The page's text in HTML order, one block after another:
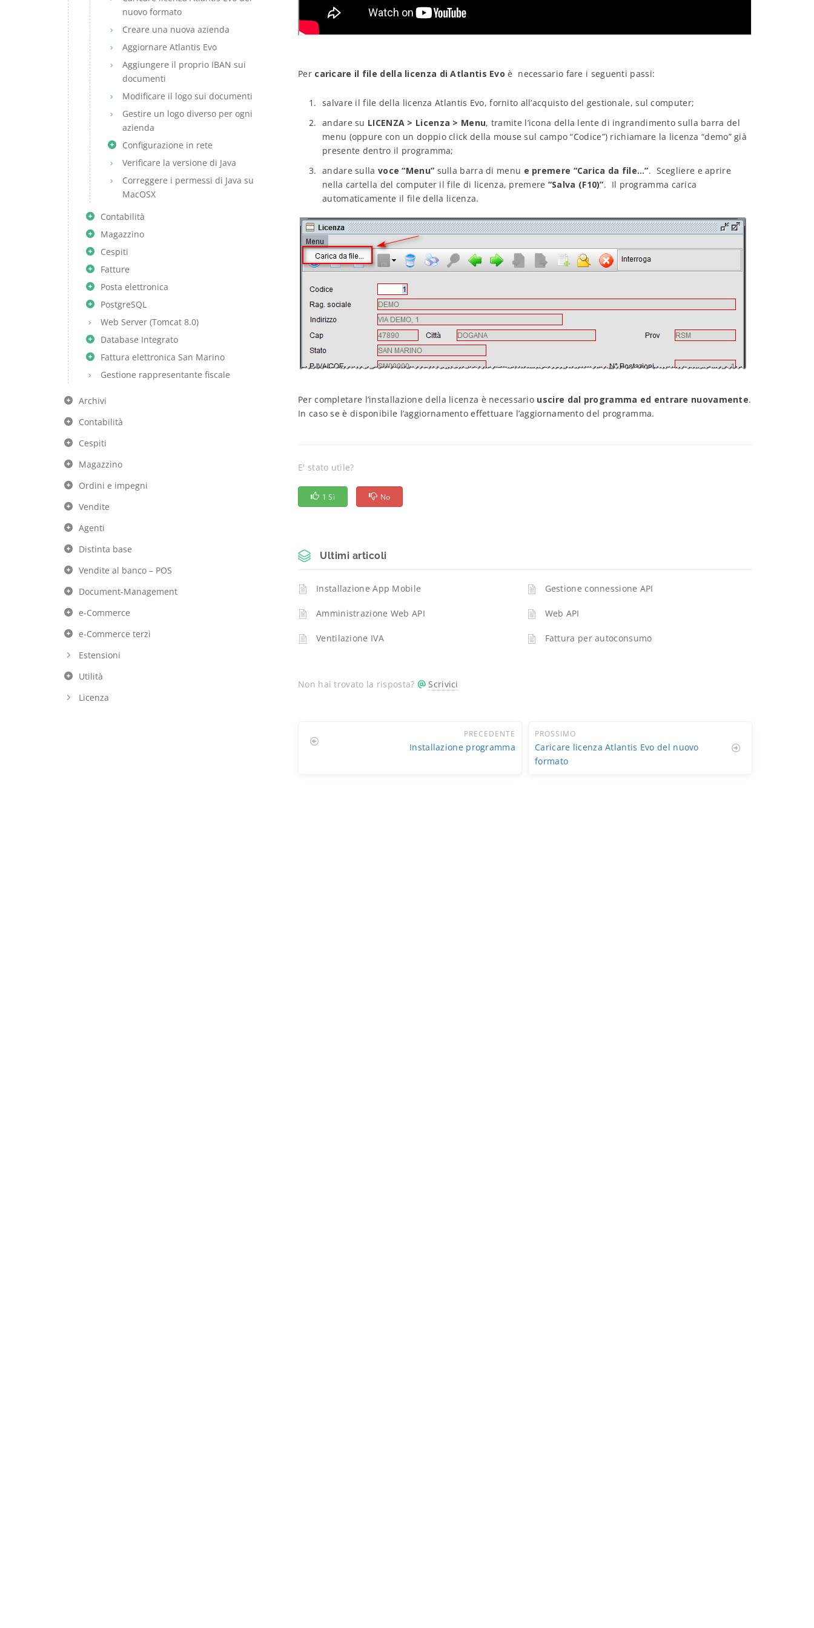
nuovo formato
Creare una nuova azienda
Aggiornare Atlantis Evo
Aggiungere il proprio IBAN sui
documenti
Modificare il logo sui documenti
Gestire un logo diverso per ogni
azienda
Configurazione in rete
Verificare la versione di Java
Correggere i permessi di Java su
MacOSX
Contabilità
Magazzino
Cespiti
Fatture
Posta elettronica
PostgreSQL
Web Server (Tomcat 8.0)
Database Integrato
Fattura elettronica San Marino
Gestione rappresentante fiscale
Archivi
Contabilità
Cespiti
Magazzino
Ordini e impegni
Vendite
Agenti
Distinta base
Vendite al banco – POS
Document-Management
e-Commerce
e-Commerce terzi
Estensioni
Utilità
Licenza
Per caricare il file della licenza di Atlantis Evoè necessario fare i seguenti passi:
salvare il file della licenza Atlantis Evo, fornito all’acquisto del gestionale, sul computer;
andare su LICENZA > Licenza > Menu, tramite l’icona della lente di ingrandimento sulla barra del
menu (oppure con un doppio click della mouse sul campo “Codice”) richiamare la licenza “demo” già
presente dentro il programma;
andare sulla voce “Menu” sulla barra di menu e premere “Carica da file…”. Scegliere e aprire
nella cartella del computer il file di licenza, premere “Salva (F10)”. Il programma carica
automaticamente il file della licenza.
Per completare l’installazione della licenza è necessario uscire dal programma ed entrare nuovamente.
In caso se è disponibile l’aggiornamento effettuare l’aggiornamento del programma.
E' stato utile?
1 Sì No
Ultimi articoli
Installazione App Mobile Gestione connessione API
Amministrazione Web API Web API
Ventilazione IVA Fattura per autoconsumo
Non hai trovato la risposta? Scrivici
PRECEDENTE
Installazione programma
PROSSIMO
Caricare licenza Atlantis Evo del nuovo
formato